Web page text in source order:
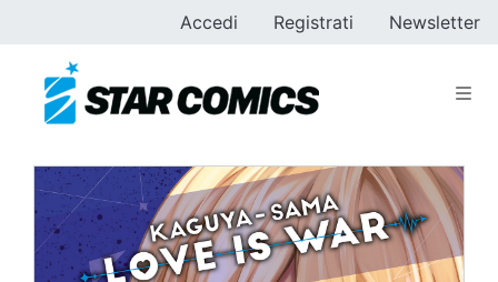
Accedi Registrati Newsletter